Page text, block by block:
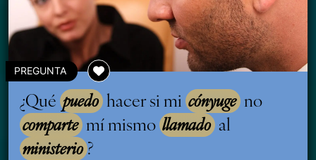
PREGUNTA
¿Qué puedo hacer si mi cónyuge no
comparte mí mismo llamado al
ministerio ?